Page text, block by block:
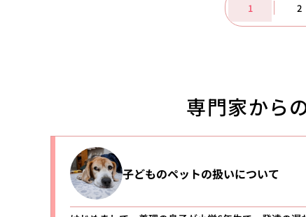
1 2
専門家から
子どものペットの扱いについて